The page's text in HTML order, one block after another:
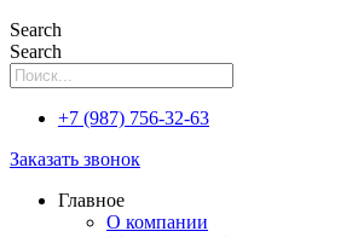
Search
Search
+7 (987) 756-32-63
Заказать звонок
Главное
О компании